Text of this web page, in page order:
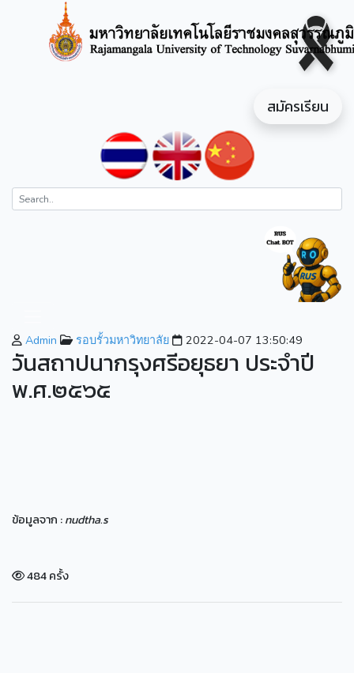
สมัครเรียน
Admin รอบรั้วมหาวิทยาลัย 2022-04-07 13:50:49
วันสถาปนากรุงศรีอยุธยา ประจำปี
พ.ศ.๒๕๖๕
ข้อมูลจาก :nudtha.s
484 ครั้ง